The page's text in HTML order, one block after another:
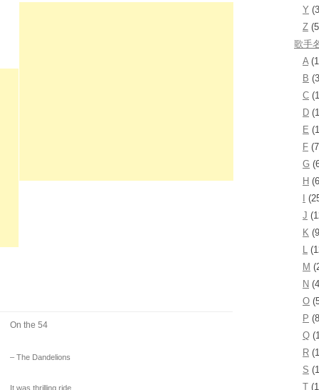
On the 54
– The Dandelions
It was thrilling ride
Y
Z
歌手
A
B
C
D
E
F
G
H
J
K
L
M
N
O
P
Q
R
S
T